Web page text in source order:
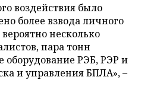
воздействия было
более взвода личного
несколько
пара тонн
оборудование РЭБ, РЭР и
и управления БПЛА», –